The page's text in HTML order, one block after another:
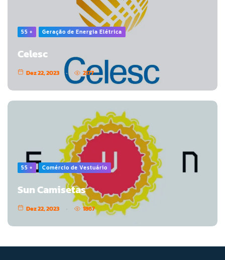
55 + Geração de Energia Elétrica
Celesc
Dez 22, 2023 2177
55 + Comércio de Vestuário
Sun Camisetas
Dez 22, 2023 1867